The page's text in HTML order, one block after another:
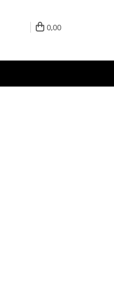
0,00